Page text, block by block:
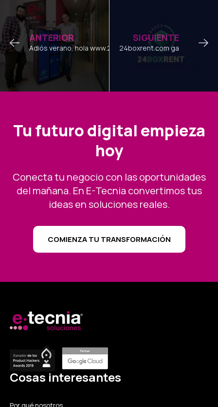
ANTERIOR
Adiós verano, hola www.24boxrent.com y corre a tu kiosco
SIGUIENTE
24boxrent.com ganador de
Tu futuro digital empieza
hoy
Conecta tu negocio con las oportunidades
del mañana. En E-Tecnia convertimos tus
ideas en soluciones reales.
COMIENZA TU TRANSFORMACIÓN
Cosas interesantes